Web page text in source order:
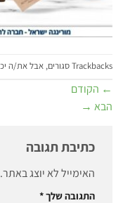
Trackbacks סגורים, אבל את/ה יכול/ה
← הקודם
הבא →
כתיבת תגובה
האימייל לא יוצג באתר.
התגובה שלך*